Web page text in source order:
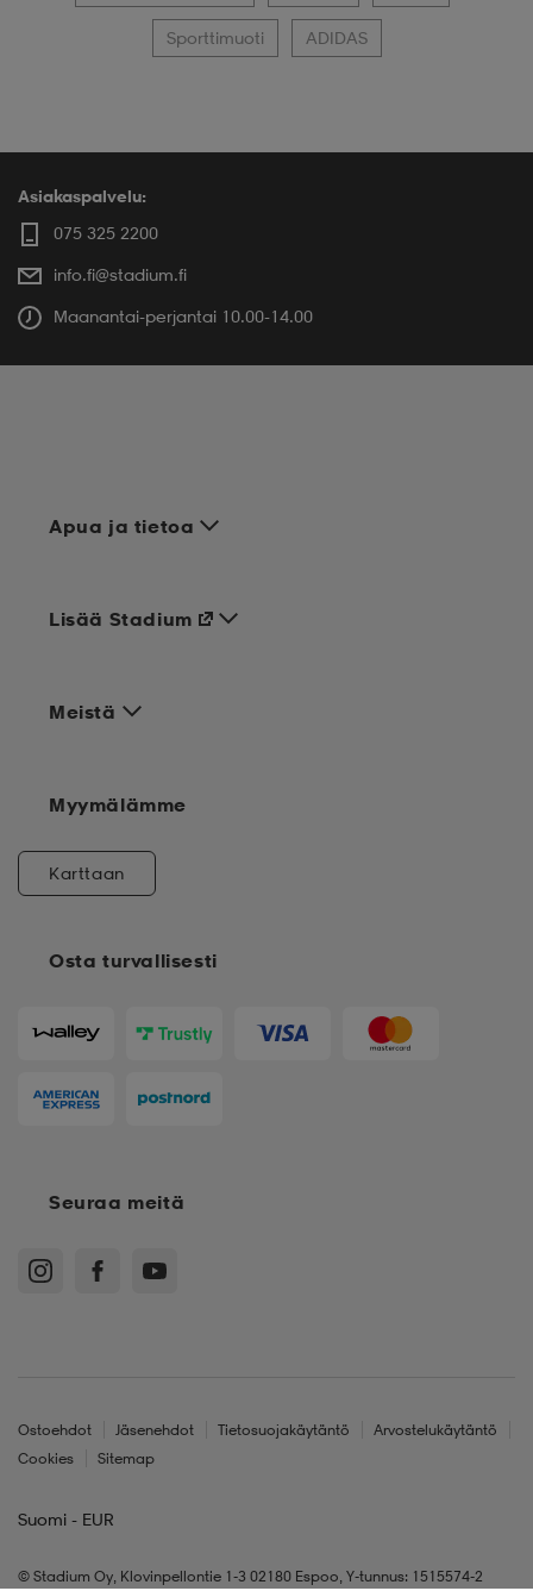
Sporttimuoti ADIDAS
Asiakaspalvelu:
075 325 2200
info.fi@stadium.fi
Maanantai-perjantai 10.00-14.00
Apua ja tietoa
Meistä
Osta turvallisesti
Lisää Stadium
Myymälämme
Karttaan
Seuraa meitä
Ostoehdot Jäsenehdot Tietosuojakäytäntö
Arvostelukäytäntö
Cookies
Sitemap
Suomi - EUR
© Stadium Oy, Klovinpellontie 1-3 02180 Espoo, Y-tunnus: 1515574-2